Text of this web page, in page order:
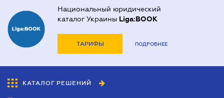
Национальный юридический
каталог Украины Liga:BOOK
ТАРИФЫ ПОДРОБНЕЕ
КАТАЛОГ РЕШЕНИЙ